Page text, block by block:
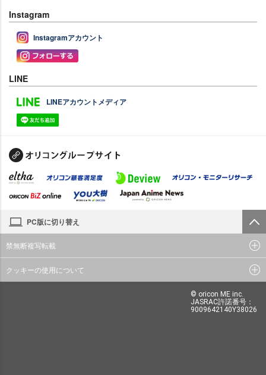
Instagram
Instagramアカウント
LINE
LINEアカウントメディア
PC版に切り替え
禁無断複写転載
クッキーの使用について
© oricon ME inc.
JASRAC許諾番号：
9009642140Y38026